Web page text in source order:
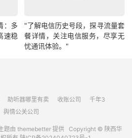
：多
速稳
"了解电信历史号段，探寻流量套
餐详情，关注电信服务，尽享无
忧通讯体验。"
助听器哪里有卖 收账公司
千年3
舆情公关公司
题由 themebetter提供 Copyright © 陕西华